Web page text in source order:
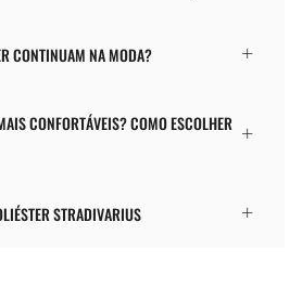
CONTINUAM NA MODA?
CONFORTÁVEIS? COMO ESCOLHER
STRADIVARIUS